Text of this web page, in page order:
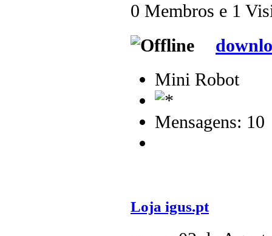
0 Membros e 1
Mini Robot
Mensagens: 10
Loja igus.pt